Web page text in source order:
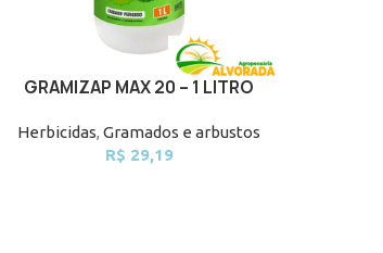
ADD TO CART
GRAMIZAP MAX 20 – 1 LITRO
Herbicidas, Gramados e arbustos
R$ 29,19